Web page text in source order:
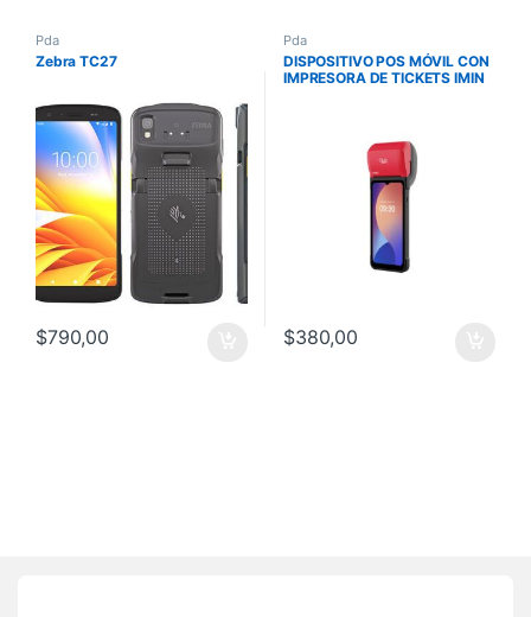
Pda
Zebra TC27
$790,00
Pda
DISPOSITIVO POS MÓVIL CON
IMPRESORA DE TICKETS IMIN
$380,00